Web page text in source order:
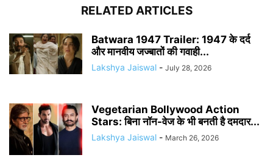
RELATED ARTICLES
Batwara 1947 Trailer: 1947 के दर्द
और मानवीय जज्बातों की गवाही...
Lakshya Jaiswal - July 28, 2026
Vegetarian Bollywood Action
Stars: बिना नॉन-वेज के भी बनती है दमदार...
Lakshya Jaiswal - March 26, 2026